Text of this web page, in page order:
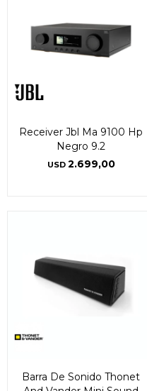
Receiver Jbl Ma 9100 Hp
Negro 9.2
USD 2.699,00
Barra De Sonido Thonet